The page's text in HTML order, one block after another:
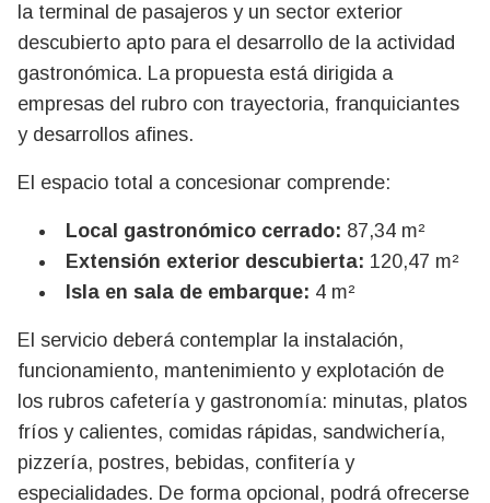
la terminal de pasajeros y un sector exterior
descubierto apto para el desarrollo de la actividad
gastronómica. La propuesta está dirigida a
empresas del rubro con trayectoria, franquiciantes
y desarrollos afines.
El espacio total a concesionar comprende:
Local gastronómico cerrado: 87,34 m²
Extensión exterior descubierta: 120,47 m²
Isla en sala de embarque: 4 m²
El servicio deberá contemplar la instalación,
funcionamiento, mantenimiento y explotación de
los rubros cafetería y gastronomía: minutas, platos
fríos y calientes, comidas rápidas, sandwichería,
pizzería, postres, bebidas, confitería y
especialidades. De forma opcional, podrá ofrecerse